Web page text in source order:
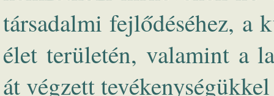
társadalmi fejlődéséhez, a
élet területén, valamint a
át végzett